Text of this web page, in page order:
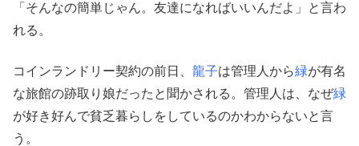
「そんなの簡単じゃん。友達になればいいんだよ」と言わ
れる。
コインランドリー契約の前日、 龍子は管理人から緑が有名
な旅館の跡取り娘だったと聞かされる。管理人は、なぜ緑
が好き好んで貧乏暮らしをしているのかわからないと言
う。